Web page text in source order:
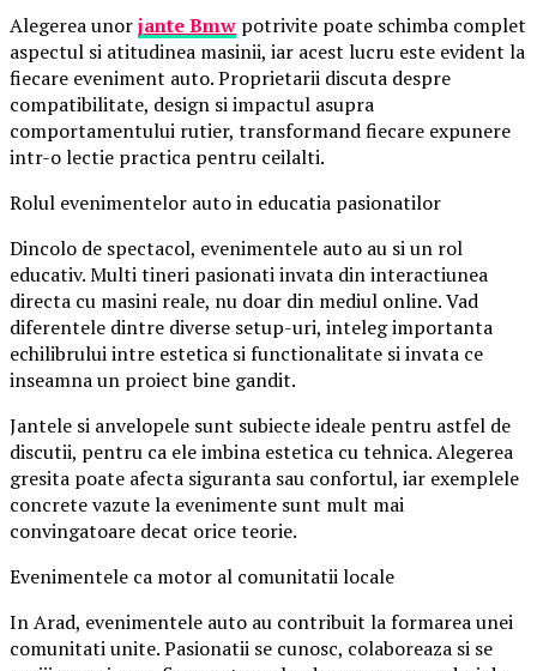
Alegerea unorjante Bmw potrivite poate schimba complet
aspectul si atitudinea masinii, iar acest lucru este evident la
fiecare eveniment auto. Proprietarii discuta despre
compatibilitate, design si impactul asupra
comportamentului rutier, transformand fiecare expunere
intr-o lectie practica pentru ceilalti.
Rolul evenimentelor auto in educatia pasionatilor
Dincolo de spectacol, evenimentele auto au si un rol
educativ. Multi tineri pasionati invata din interactiunea
directa cu masini reale, nu doar din mediul online. Vad
diferentele dintre diverse setup-uri, inteleg importanta
echilibrului intre estetica si functionalitate si invata ce
inseamna un proiect bine gandit.
Jantele si anvelopele sunt subiecte ideale pentru astfel de
discutii, pentru ca ele imbina estetica cu tehnica. Alegerea
gresita poate afecta siguranta sau confortul, iar exemplele
concrete vazute la evenimente sunt mult mai
convingatoare decat orice teorie.
Evenimentele ca motor al comunitatii locale
In Arad, evenimentele auto au contribuit la formarea unei
comunitati unite. Pasionatii se cunosc, colaboreaza si se